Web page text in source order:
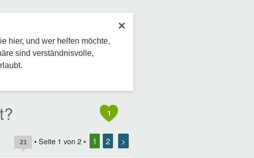
×
hier, und wer helfen möchte,
sind verständnisvolle,
1
21 • Seite 1 von 2 • 1 2 >